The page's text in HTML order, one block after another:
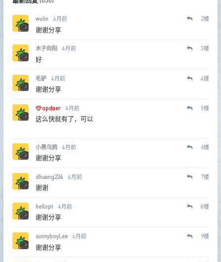
wulin 4月前 2楼
谢谢分享
木子向阳 4月前 3楼
好
毛驴 4月前 4楼
谢谢分享
opdaer 4月前 5楼
这么快就有了，可以
小黑乌鸦 4月前 6楼
谢谢分享
dhuang234 4月前 7楼
谢谢
hellopt 4月前 8楼
谢谢分享
sunnyboyLee 4月前 9楼
谢谢分享